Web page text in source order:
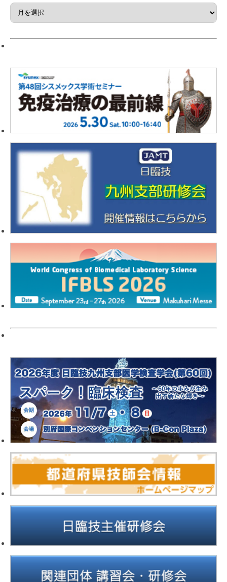
月
間
ア
カ